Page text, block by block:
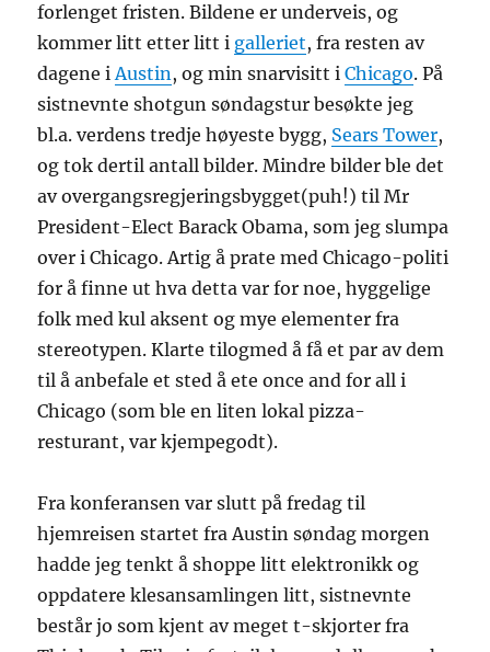
forlenget fristen. Bildene er underveis, og
kommer litt etter litt i galleriet, fra resten av
dagene iAustin, og min snarvisitt iChicago. På
sistnevnte shotgun søndagstur besøkte jeg
bl.a. verdens tredje høyeste bygg, Sears Tower,
og tok dertil antall bilder. Mindre bilder ble det
av overgangsregjeringsbygget(puh!) til Mr
President-Elect Barack Obama, som jeg slumpa
over i Chicago. Artig å prate med Chicago-politi
for å finne ut hva detta var for noe, hyggelige
folk med kul aksent og mye elementer fra
stereotypen. Klarte tilogmed å få et par av dem
til å anbefale et sted å ete once and for all i
Chicago (som ble en liten lokal pizza-
resturant, var kjempegodt).
Fra konferansen var slutt på fredag til
hjemreisen startet fra Austin søndag morgen
hadde jeg tenkt å shoppe litt elektronikk og
oppdatere klesansamlingen litt, sistnevnte
består jo som kjent av meget t-skjorter fra